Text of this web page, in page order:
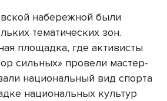
набережной были
тематических зон.
площадка, где активисты
сильных» провели мастер-
национальный вид спорта
национальных культур